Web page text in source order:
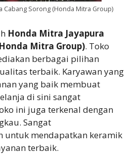
Cabang Sorong (Honda Mitra Group)
Honda Mitra Jayapura
Mitra Group). Toko
berbagai pilihan
terbaik. Karyawan yang
yang baik membuat
di sini sangat
ini juga terkenal dengan
Sangat
untuk mendapatkan keramik
terbaik.